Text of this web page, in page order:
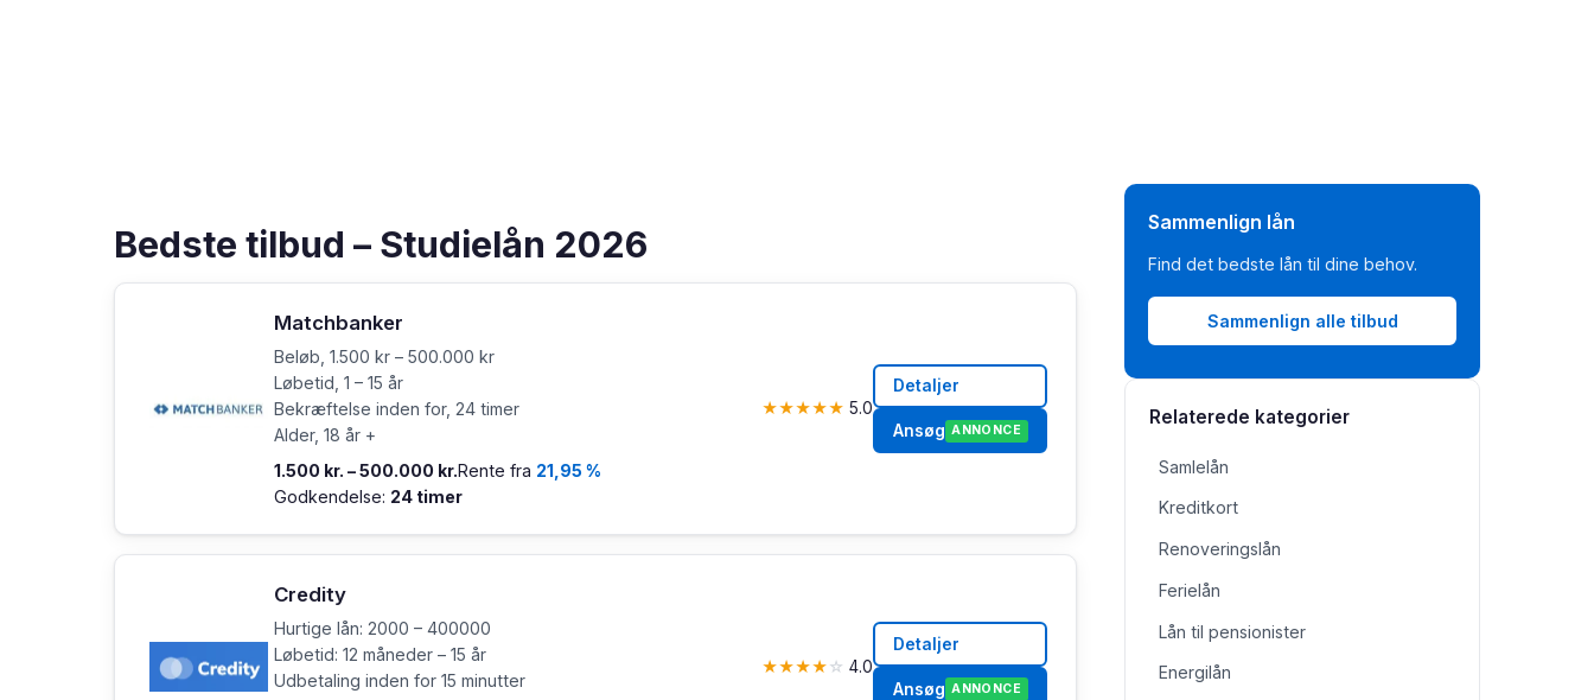
Bedste tilbud – Studielån 2026
Matchbanker
Beløb, 1.500 kr – 500.000 kr
Løbetid, 1 – 15 år
Bekræftelse inden for, 24 timer
Alder, 18 år +
1.500 kr. – 500.000 kr.Rente fra 21,95 %
Godkendelse: 24 timer
★★★★★ 5.0
Detaljer
Ansøg ANNONCE
Credity
Hurtige lån: 2000 – 400000
Løbetid: 12 måneder – 15 år
Udbetaling inden for 15 minutter
★★★★☆ 4.0
Detaljer
Ansøg ANNONCE
Sammenlign lån
Find det bedste lån til dine behov.
Sammenlign alle tilbud
Relaterede kategorier
Samlelån
Kreditkort
Renoveringslån
Ferielån
Lån til pensionister
Energilån